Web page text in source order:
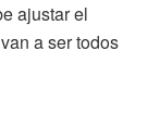
ajustar el
a ser todos